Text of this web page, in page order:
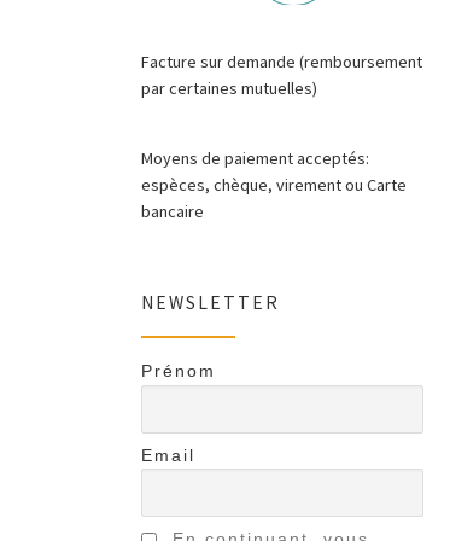
Facture sur demande (remboursement
par certaines mutuelles)
Moyens de paiement acceptés:
espèces, chèque, virement ou Carte
bancaire
NEWSLETTER
Prénom
Email